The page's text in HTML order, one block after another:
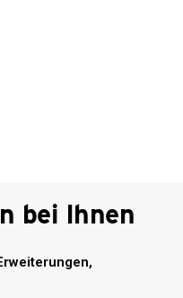
bei Ihnen